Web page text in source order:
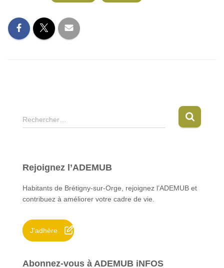
R
e
r
h
e
:
Rechercher…
Rejoignez l’ADEMUB
Habitants de Brétigny-sur-Orge, rejoignez l’ADEMUB et
contribuez à améliorer votre cadre de vie.
J'adhère
Abonnez-vous à ADEMUB iNFOS